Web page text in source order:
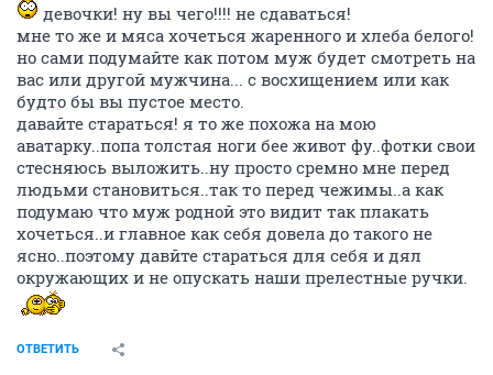
девочки! ну вы чего!!!! не сдаваться!
мне то же и мяса хочеться жаренного и хлеба белого!
но сами подумайте как потом муж будет смотреть на
вас или другой мужчина... с восхищением или как
будто бы вы пустое место.
давайте стараться! я то же похожа на мою
аватарку..попа толстая ноги бее живот фу..фотки свои
стесняюсь выложить..ну просто сремно мне перед
людьми становиться..так то перед чежимы..а как
подумаю что муж родной это видит так плакать
хочеться..и главное как себя довела до такого не
ясно..поэтому давйте стараться для себя и дял
окружающих и не опускать наши прелестные ручки.
ОТВЕТИТЬ